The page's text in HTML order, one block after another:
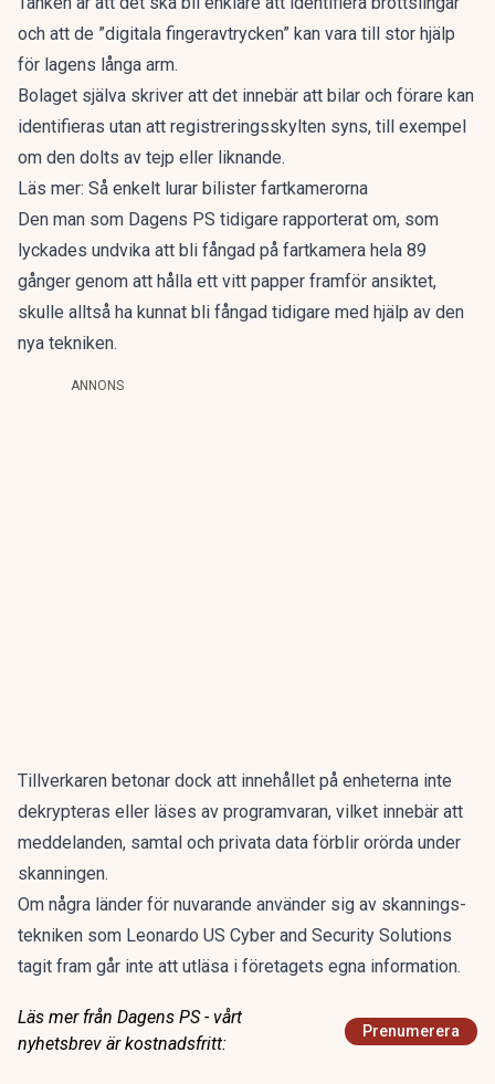
och att de ”digitala fingeravtrycken” kan vara till stor hjälp
för lagens långa arm.
Bolaget själva skriver att det innebär att bilar och förare kan
identifieras utan att registreringsskylten syns, till exempel
om den dolts av tejp eller liknande.
Läs mer: Så enkelt lurar bilister fartkamerorna
Den man som Dagens PS tidigare rapporterat om, som
lyckades undvika att bli fångad på fartkamera hela 89
gånger genom att hålla ett vitt papper framför ansiktet,
skulle alltså ha kunnat bli fångad tidigare med hjälp av den
nya tekniken.
ANNONS
Tillverkaren betonar dock att innehållet på enheterna inte
dekrypteras eller läses av programvaran, vilket innebär att
meddelanden, samtal och privata data förblir orörda under
skanningen.
Om några länder för nuvarande använder sig av skannings-
tekniken som Leonardo US Cyber and Security Solutions
tagit fram går inte att utläsa i företagets egna information.
Läs mer från Dagens PS - vårt
nyhetsbrev är kostnadsfritt:
Prenumerera